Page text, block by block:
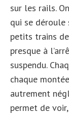
sur les rails.
qui se déroule
petits trains
presque à
suspendu.
chaque
autrement
permet de